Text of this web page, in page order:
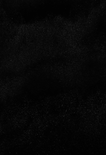
WEBMARKETING